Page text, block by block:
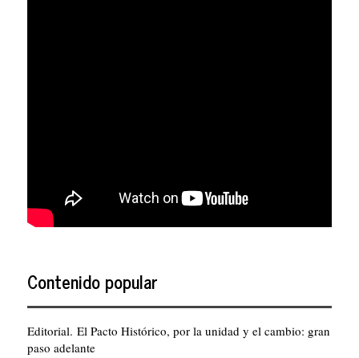
Contenido popular
Editorial. El Pacto Histórico, por la unidad y el cambio: gran
paso adelante